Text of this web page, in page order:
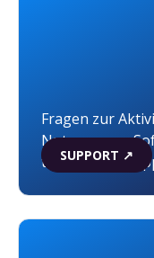
Fragen zur
Nutzung von
technischen
SUPPORT ↗